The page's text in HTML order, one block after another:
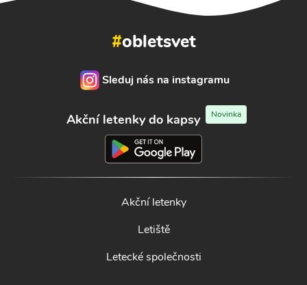
#obletsvet
Sleduj nás na instagramu
Akční letenky do kapsy Novinka
Akční letenky
Letiště
Letecké společnosti